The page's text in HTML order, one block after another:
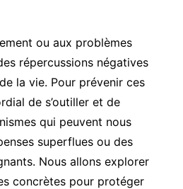
ou aux problèmes
répercussions négatives
la vie. Pour prévenir ces
de s’outiller et de
qui peuvent nous
superflues ou des
Nous allons explorer
concrètes pour protéger